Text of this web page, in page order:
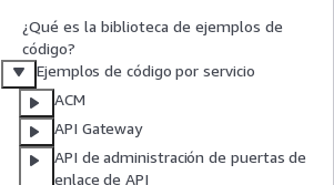
¿Qué es la biblioteca de ejemplos de
código?
Ejemplos de código por servicio
ACM
API Gateway
API de administración de puertas de
enlace de API